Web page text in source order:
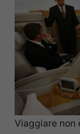
Viaggiare non